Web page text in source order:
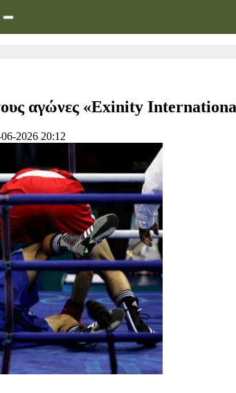
αγώνες «Exinity
2026 20:12